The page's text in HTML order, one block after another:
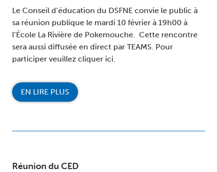
Le Conseil d’éducation du DSFNE convie le public à
sa réunion publique le mardi 10 février à 19h00 à
l’École La Rivière de Pokemouche. Cette rencontre
sera aussi diffusée en direct par TEAMS. Pour
participer veuillez cliquer ici.
EN LIRE PLUS
Réunion du CED